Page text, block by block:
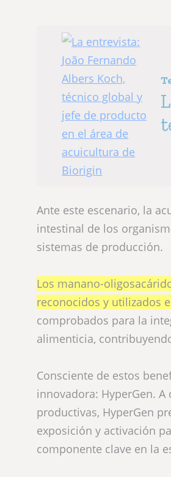
Ante este escenario, la
intestinal de los
sistemas de producción.
Los manano-
reconocidos y utilizados
comprobados para la
alimenticia,
Consciente de estos
innovadora: HyperGen.
productivas, HyperGen
exposición y activación
componente clave en la